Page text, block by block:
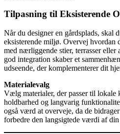
Tilpasning til Eksisterende
Når du designer en gårdsplads, skal
eksisterende miljø. Overvej hvordan
med nærliggende stier, terrasser eller
god integration skaber et
udseende, der komplementerer dit
Materialevalg
Vælg materialer, der passer til
holdbarhed og langvarig
også værd at overveje, da de
forbedre den langsigtede værdi af din